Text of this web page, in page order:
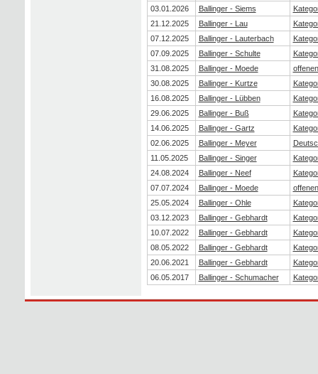
03.01.2026
Ballinger - Siems
21.12.2025
Ballinger - Lau
07.12.2025
Ballinger - Lauterbach
07.09.2025
Ballinger - Schulte
31.08.2025
Ballinger - Moede
30.08.2025
Ballinger - Kurtze
16.08.2025
Ballinger - Lübben
29.06.2025
Ballinger - Buß
14.06.2025
Ballinger - Gartz
02.06.2025
Ballinger - Meyer
11.05.2025
Ballinger - Singer
24.08.2024
Ballinger - Neef
07.07.2024
Ballinger - Moede
25.05.2024
Ballinger - Ohle
03.12.2023
Ballinger - Gebhardt
10.07.2022
Ballinger - Gebhardt
08.05.2022
Ballinger - Gebhardt
20.06.2021
Ballinger - Gebhardt
06.05.2017
Ballinger - Schumacher